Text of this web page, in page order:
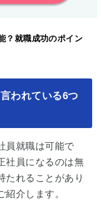
？就職成功のポイン
われている6つ
員就職は可能で
社員になるのは無
たれることがあり
紹介します。